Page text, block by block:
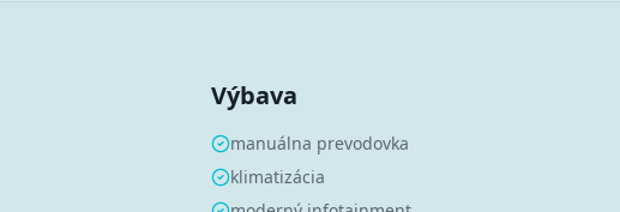
Výbava
manuálna prevodovka
klimatizácia